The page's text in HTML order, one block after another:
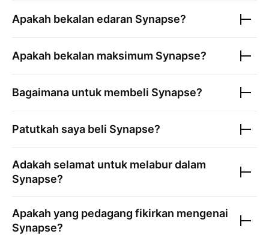
Apakah bekalan edaran Synapse?
Apakah bekalan maksimum Synapse?
Bagaimana untuk membeli Synapse?
Patutkah saya beli Synapse?
Adakah selamat untuk melabur dalam
Synapse?
Apakah yang pedagang fikirkan mengenai
Synapse?